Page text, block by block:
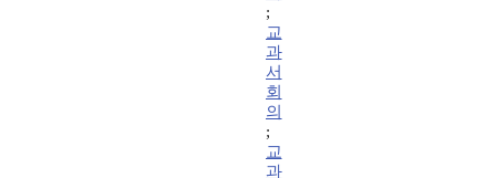
;
교
과
서
회
의
;
교
과